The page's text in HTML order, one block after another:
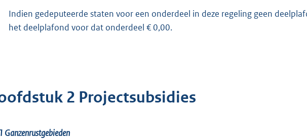
Indien gedeputeerde staten voor een onderdeel in deze regeling geen
het deelplafond voor dat onderdeel € 0,00.
2 Projectsubsidies
Ganzenrustgebieden